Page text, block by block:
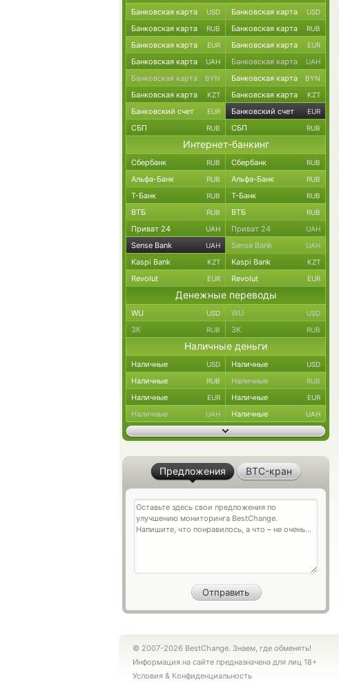
Банковская карта USD Банковская карта USD
Банковская карта RUB Банковская карта RUB
Банковская карта EUR Банковская карта EUR
Банковская карта UAH Банковская карта UAH
Банковская карта BYN Банковская карта BYN
Банковская карта KZT Банковская карта KZT
Банковский счет EUR Банковский счет EUR
СБП RUB СБП RUB
Интернет-банкинг
Сбербанк RUB Сбербанк RUB
Альфа-Банк RUB Альфа-Банк RUB
Т-Банк RUB Т-Банк RUB
ВТБ RUB ВТБ RUB
Приват 24 UAH Приват 24 UAH
Sense Bank UAH Sense Bank UAH
Kaspi Bank KZT Kaspi Bank KZT
Revolut EUR Revolut EUR
Денежные переводы
WU USD WU USD
ЗК RUB ЗК RUB
Наличные деньги
Наличные USD Наличные USD
Наличные RUB Наличные RUB
Наличные EUR Наличные EUR
Наличные UAH Наличные UAH
Предложения BTC-кран
© 2007-2026 BestChange. Знаем, где обменять!
Информация на сайте предназначена для лиц 18+
Условия & Конфиденциальность